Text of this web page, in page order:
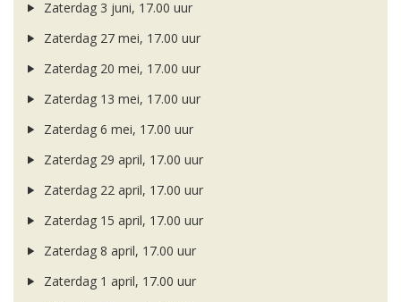
Zaterdag 3 juni, 17.00 uur
Zaterdag 27 mei, 17.00 uur
Zaterdag 20 mei, 17.00 uur
Zaterdag 13 mei, 17.00 uur
Zaterdag 6 mei, 17.00 uur
Zaterdag 29 april, 17.00 uur
Zaterdag 22 april, 17.00 uur
Zaterdag 15 april, 17.00 uur
Zaterdag 8 april, 17.00 uur
Zaterdag 1 april, 17.00 uur